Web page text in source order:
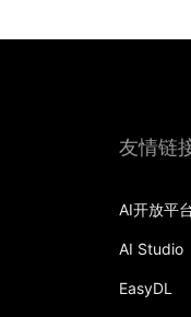
友情链
AI开放平
AI Studio
EasyDL